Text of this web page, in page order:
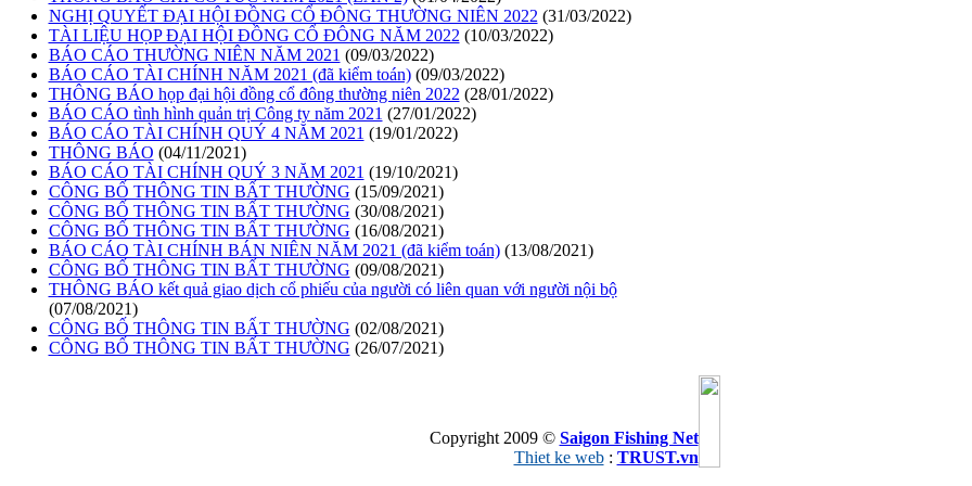
NGHỊ QUYẾT ĐẠI HỘI ĐỒNG CỔ ĐÔNG THƯỜNG NIÊN 2022 (31/03/2022)
TÀI LIỆU HỌP ĐẠI HỘI ĐỒNG CỔ ĐÔNG NĂM 2022 (10/03/2022)
BÁO CÁO THƯỜNG NIÊN NĂM 2021 (09/03/2022)
BÁO CÁO TÀI CHÍNH NĂM 2021 (đã kiểm toán) (09/03/2022)
THÔNG BÁO họp đại hội đồng cổ đông thường niên 2022 (28/01/2022)
BÁO CÁO tình hình quản trị Công ty năm 2021 (27/01/2022)
BÁO CÁO TÀI CHÍNH QUÝ 4 NĂM 2021 (19/01/2022)
THÔNG BÁO (04/11/2021)
BÁO CÁO TÀI CHÍNH QUÝ 3 NĂM 2021 (19/10/2021)
CÔNG BỐ THÔNG TIN BẤT THƯỜNG (15/09/2021)
CÔNG BỐ THÔNG TIN BẤT THƯỜNG (30/08/2021)
CÔNG BỐ THÔNG TIN BẤT THƯỜNG (16/08/2021)
BÁO CÁO TÀI CHÍNH BÁN NIÊN NĂM 2021 (đã kiểm toán) (13/08/2021)
CÔNG BỐ THÔNG TIN BẤT THƯỜNG (09/08/2021)
THÔNG BÁO kết quả giao dịch cổ phiếu của người có liên quan với người nội bộ
(07/08/2021)
CÔNG BỐ THÔNG TIN BẤT THƯỜNG (02/08/2021)
CÔNG BỐ THÔNG TIN BẤT THƯỜNG (26/07/2021)
Copyright 2009 © Saigon Fishing Net
Thiet ke web: TRUST.vn